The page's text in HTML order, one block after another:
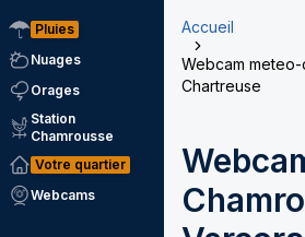
Pluies
Nuages
Orages
Station
Chamrousse
Votre quartier
Webcams
Accueil
Webcam
Chartreuse